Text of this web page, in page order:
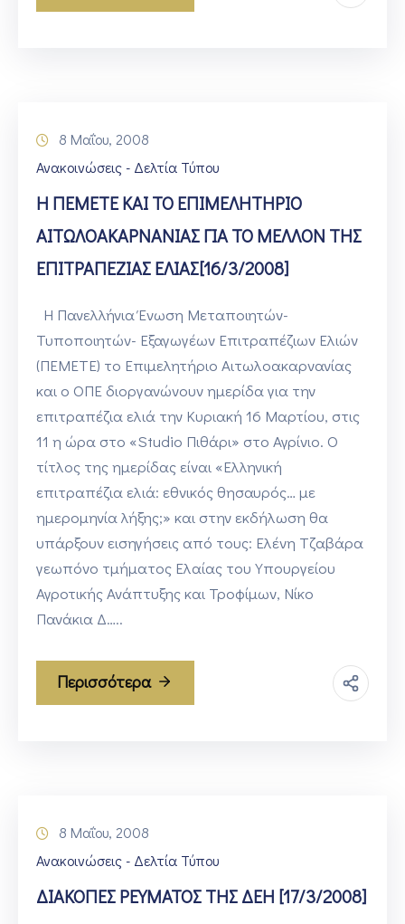
8 Μαΐου, 2008
Ανακοινώσεις - Δελτία Τύπου
Η ΠΕΜΕΤΕ ΚΑΙ ΤΟ ΕΠΙΜΕΛΗΤΗΡΙΟ
ΑΙΤΩΛΟΑΚΑΡΝΑΝΙΑΣ ΓΙΑ ΤΟ ΜΕΛΛΟΝ ΤΗΣ
ΕΠΙΤΡΑΠΕΖΙΑΣ ΕΛΙΑΣ[16/3/2008]
Η Πανελλήνια Ένωση Μεταποιητών-
Τυποποιητών- Εξαγωγέων Επιτραπέζιων Ελιών
(ΠΕΜΕΤΕ) το Επιμελητήριο Αιτωλοακαρνανίας
και ο ΟΠΕ διοργανώνουν ημερίδα για την
επιτραπέζια ελιά την Κυριακή 16 Μαρτίου, στις
11 η ώρα στο «Studio Πιθάρι» στο Αγρίνιο. Ο
τίτλος της ημερίδας είναι «Ελληνική
επιτραπέζια ελιά: εθνικός θησαυρός… με
ημερομηνία λήξης;» και στην εκδήλωση θα
υπάρξουν εισηγήσεις από τους: Ελένη Τζαβάρα
γεωπόνο τμήματος Ελαίας του Υπουργείου
Αγροτικής Ανάπτυξης και Τροφίμων, Νίκο
Πανάκια Δ…..
Περισσότερα
8 Μαΐου, 2008
Ανακοινώσεις - Δελτία Τύπου
ΔΙΑΚΟΠΕΣ ΡΕΥΜΑΤΟΣ ΤΗΣ ΔΕΗ [17/3/2008]